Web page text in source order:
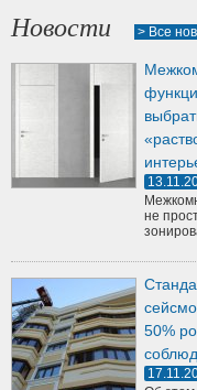
Артикул:
Новости > Все
не
50%